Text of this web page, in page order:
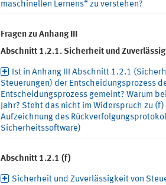
maschinellen Lernens“ zu verstehen?
Fragen zu Anhang III
Abschnitt 1.2.1. Sicherheit und
Ist in Anhang III Abschnitt 1.2.1
Steuerungen) der Entscheidungsprozess
Entscheidungsprozess gemeint? Warum
Jahr? Steht das nicht im Widerspruch zu
Aufzeichnung des
Sicherheitssoftware)
Abschnitt 1.2.1 (f)
Sicherheit und Zuverlässigkeit von